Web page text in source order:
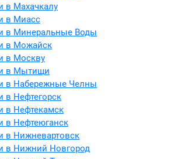
в Махачкалу
в Миасс
в Минеральные Воды
в Можайск
в Москву
в Мытищи
в Набережные Челны
в Нефтегорск
в Нефтекамск
в Нефтеюганск
в Нижневартовск
в Нижний Новгород